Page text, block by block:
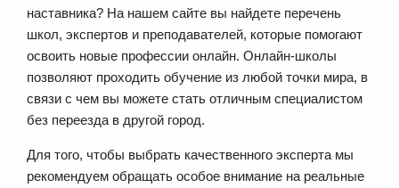
наставника? На нашем сайте вы найдете перечень
школ, экспертов и преподавателей, которые помогают
освоить новые профессии онлайн. Онлайн-школы
позволяют проходить обучение из любой точки мира, в
связи с чем вы можете стать отличным специалистом
без переезда в другой город.
Для того, чтобы выбрать качественного эксперта мы
рекомендуем обращать особое внимание на реальные